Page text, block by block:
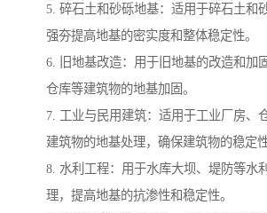
5. 碎石土和砂砾地基：适用于碎石土和
强夯提高地基的密实度和整体稳定性。
6. 旧地基改造：用于旧地基的改造和加
仓库等建筑物的地基加固。
7. 工业与民用建筑：适用于工业厂房、
建筑物的地基处理，确保建筑物的稳定
8. 水利工程：用于水库大坝、堤防等水
理，提高地基的抗渗性和稳定性。